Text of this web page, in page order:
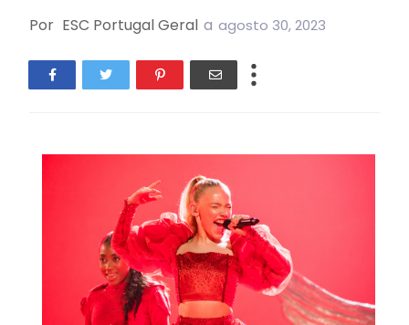
Por ESC Portugal Geral a agosto 30, 2023